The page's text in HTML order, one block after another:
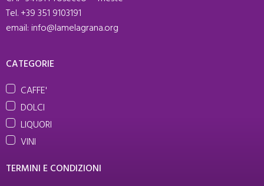
Tel. +39 351 9103191
email: info@lamelagrana.org
CATEGORIE
CAFFE'
DOLCI
LIQUORI
VINI
TERMINI E CONDIZIONI